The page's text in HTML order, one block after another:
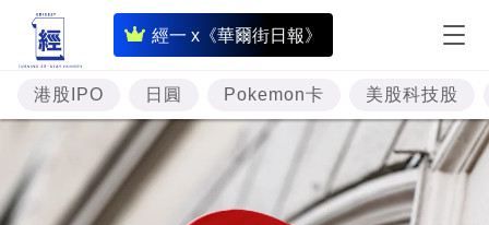
經一 x《華爾街日報》
即
時
財
經
專
題
港股IPO 日圓 Pokemon卡 美股科技股